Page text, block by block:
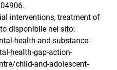
interventions, treatment of
disponibile nel sito:
health-and-substance-
health-gap-action-
child-and-adolescent-